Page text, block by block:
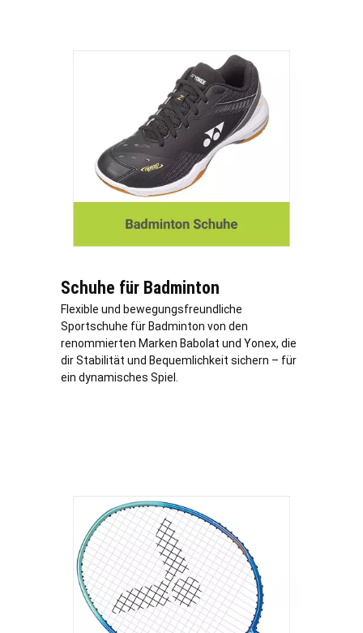
Schuhe für Badminton
Flexible und bewegungsfreundliche
Sportschuhe für Badminton von den
renommierten Marken Babolat und Yonex, die
dir Stabilität und Bequemlichkeit sichern – für
ein dynamisches Spiel.